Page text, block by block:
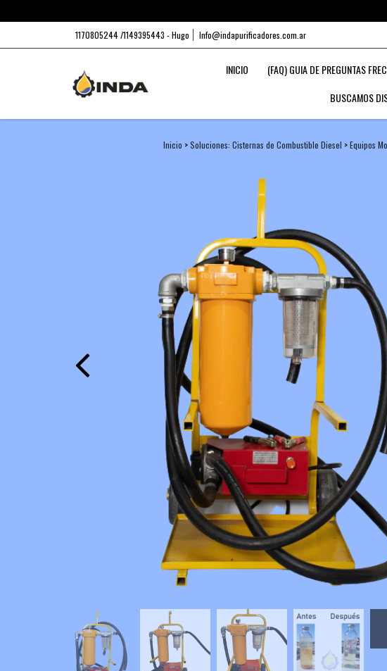
1170805244 /1149395443 - Hugo Info@indapurificadores.com.ar
INICIO (FAQ) GUIA DE PREGUNTAS
BUSCAMOS
Inicio > Soluciones: Cisternas de Combustible Diesel > Equipos